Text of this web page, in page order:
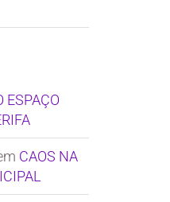
ESPAÇO
CAOS NA